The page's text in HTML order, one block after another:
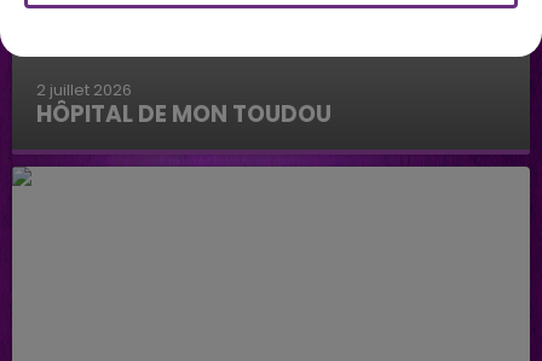
2 juillet 2026
HÔPITAL DE MON TOUDOU
Hôpital de mon Toudou